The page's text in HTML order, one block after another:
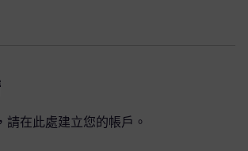
請在此處建立您的帳戶。